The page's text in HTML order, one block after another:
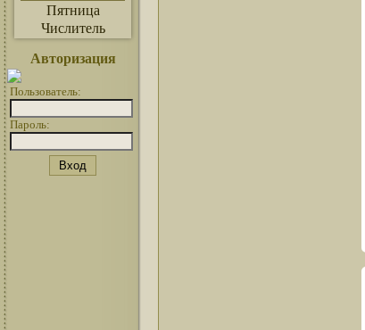
Пятница
Числитель
Авторизация
Пользователь:
Пароль: